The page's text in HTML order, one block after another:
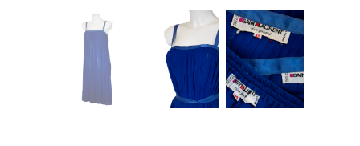
Meetups